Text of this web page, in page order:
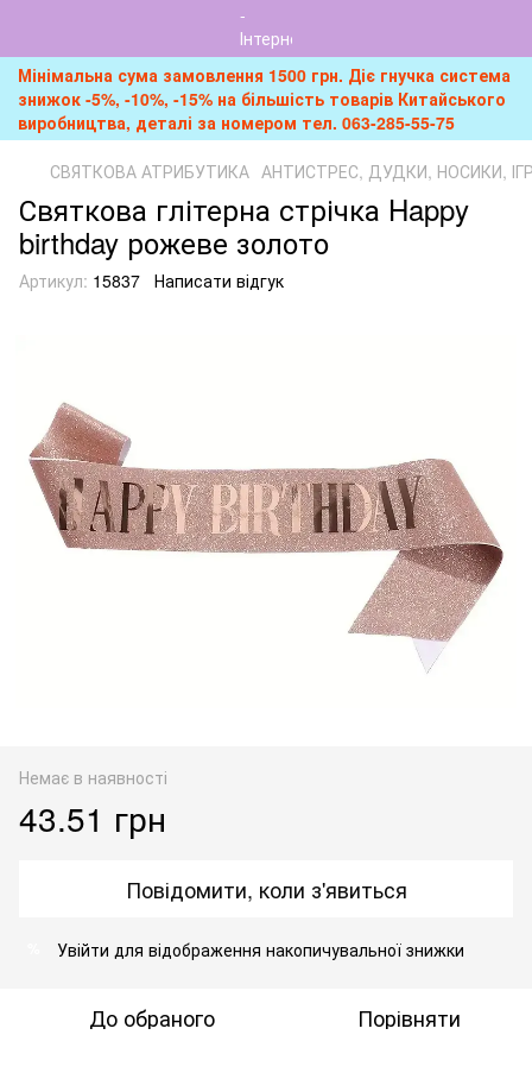
Мінімальна сума замовлення 1500 грн. Діє гнучка система
знижок -5%, -10%, -15% на більшість товарів Китайського
виробництва, деталі за номером тел. 063-285-55-75
СВЯТКОВА АТРИБУТИКА АНТИСТРЕС, ДУДКИ, НОСИКИ,
Святкова глітерна стрічка Happy
birthday рожеве золото
Артикул: 15837 Написати відгук
Немає в наявності
43.51 грн
Повідомити, коли з'явиться
Увійти для відображення накопичувальної знижки
До обраного Порівняти